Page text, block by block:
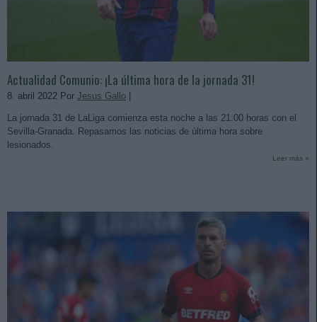
Actualidad Comunio: ¡La última hora de la jornada 31!
8. abril 2022 Por Jesus Gallo |
La jornada 31 de LaLiga comienza esta noche a las 21:00 horas con el
Sevilla-Granada. Repasamos las noticias de última hora sobre
lesionados.
Leer más »